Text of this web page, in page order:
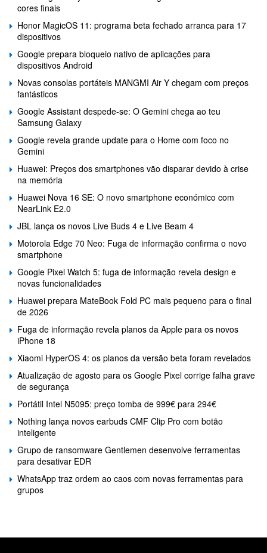
cores finais
Honor MagicOS 11: programa beta fechado arranca para 17
dispositivos
Google prepara bloqueio nativo de aplicações para
dispositivos Android
Novas consolas portáteis MANGMI Air Y chegam com preços
fantásticos
Google Assistant despede-se: O Gemini chega ao teu
Samsung Galaxy
Google revela grande update para o Home com foco no
Gemini
Huawei: Preços dos smartphones vão disparar devido à crise
na memória
Huawei Nova 16 SE: O novo smartphone económico com
NearLink E2.0
JBL lança os novos Live Buds 4 e Live Beam 4
Motorola Edge 70 Neo: Fuga de informação confirma o novo
smartphone
Google Pixel Watch 5: fuga de informação revela design e
novas funcionalidades
Huawei prepara MateBook Fold PC mais pequeno para o final
de 2026
Fuga de informação revela planos da Apple para os novos
iPhone 18
Xiaomi HyperOS 4: os planos da versão beta foram revelados
Atualização de agosto para os Google Pixel corrige falha grave
de segurança
Portátil Intel N5095: preço tomba de 999€ para 294€
Nothing lança novos earbuds CMF Clip Pro com botão
inteligente
Grupo de ransomware Gentlemen desenvolve ferramentas
para desativar EDR
WhatsApp traz ordem ao caos com novas ferramentas para
grupos